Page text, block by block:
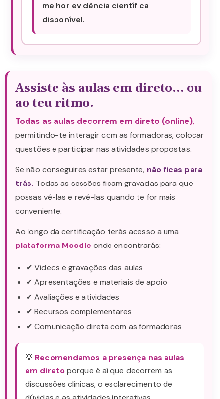
melhor evidência científica
disponível.
Assiste às aulas em direto… ou
ao teu ritmo.
Todas as aulas decorrem em direto (online),
permitindo-te interagir com as formadoras, colocar
questões e participar nas atividades propostas.
Se não conseguires estar presente, não ficas para
trás. Todas as sessões ficam gravadas para que
possas vê-las e revê-las quando te for mais
conveniente.
Ao longo da certificação terás acesso a uma
plataforma Moodle onde encontrarás:
✔ Vídeos e gravações das aulas
✔ Apresentações e materiais de apoio
✔ Avaliações e atividades
✔ Recursos complementares
✔ Comunicação direta com as formadoras
💡 Recomendamos a presença nas aulas
em diretoporque é aí que decorrem as
discussões clínicas, o esclarecimento de